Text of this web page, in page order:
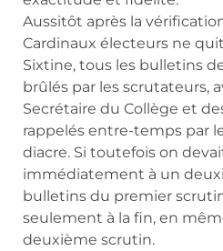
Aussitôt après la
Cardinaux électeurs ne
Sixtine, tous les bulletins
brûlés par les scrutateurs,
Secrétaire du Collège et
rappelés entre-temps par
diacre. Si toutefois on
immédiatement à un
bulletins du premier
seulement à la fin, en
deuxième scrutin.